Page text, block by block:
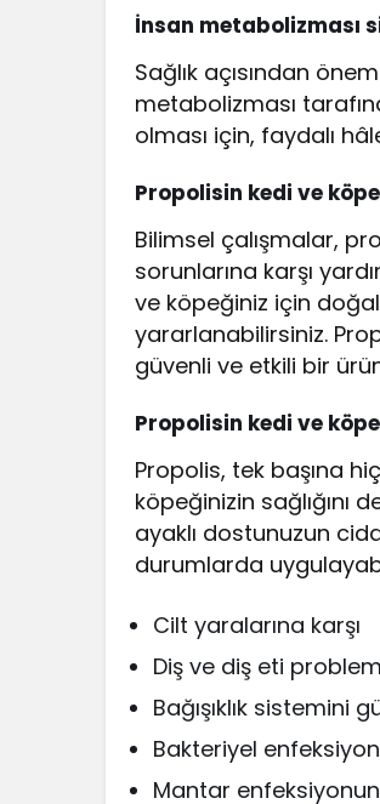
İnsan metabolizması
Sağlık açısından
metabolizması
olması için, faydalı
Propolisin kedi ve
Bilimsel çalışmalar,
sorunlarına karşı
ve köpeğiniz için
yararlanabilirsiniz.
güvenli ve etkili bir
Propolisin kedi ve
Propolis, tek başına
köpeğinizin
ayaklı dostunuzun
durumlarda
Cilt yaralarına karşı
Diş ve diş eti
Bağışıklık sistemini
Bakteriyel
Mantar